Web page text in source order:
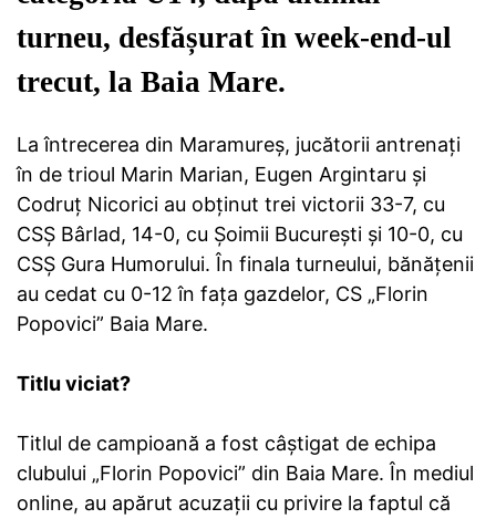
turneu, desfășurat în week-end-ul
trecut, la Baia Mare.
La întrecerea din Maramureș, jucătorii antrenați
în de trioul Marin Marian, Eugen Argintaru și
Codruț Nicorici au obținut trei victorii 33-7, cu
CSȘ Bârlad, 14-0, cu Șoimii București și 10-0, cu
CSȘ Gura Humorului. În finala turneului, bănățenii
au cedat cu 0-12 în fața gazdelor, CS „Florin
Popovici” Baia Mare.
Titlu viciat?
Titlul de campioană a fost câștigat de echipa
clubului „Florin Popovici” din Baia Mare. În mediul
online, au apărut acuzații cu privire la faptul că